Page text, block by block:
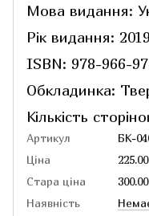
Мова видання:
Рік видання: 2019
ISBN: 978-966-
Обкладинка:
Кількість
Артикул
БК-
Ціна
225.00
Стара ціна
300.00
Наявність